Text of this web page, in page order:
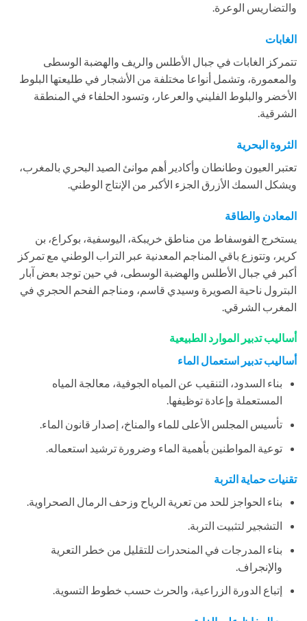
والتضاريس الوعرة.
الغابات
تتمركز الغابات في جبال الأطلس والريف والهضبة الوسطى
والمعمورة، وتشمل أنواعا مختلفة من الأشجار في طليعتها البلوط
الأخضر والبلوط الفليني والعرعار، وتسود الحلفاء في المنطقة
الشرقية.
الثروة البحرية
تعتبر العيون وطانطان وأكادير أهم موانئ الصيد البحري بالمغرب،
ويشكل السمك الأزرق الجزء الأكبر من الإنتاج الوطني.
المعادن والطاقة
يستخرج الفوسفاط من مناطق خريبكة، اليوسفية، بوكراع، بن
كرير، وتتوزع باقي المناجم المعدنية عبر التراب الوطني مع تمركز
أكبر في جبال الأطلس والهضبة الوسطى، في حين توجد بعض آبار
البترول ناحية الصويرة وسيدي قاسم، ومناجم الفحم الحجري في
المغرب الشرقي.
أساليب تدبير الموارد الطبيعية
أساليب تدبير استعمال الماء
بناء السدود، التنقيب عن المياه الجوفية، معالجة المياه
المستعملة وإعادة توظيفها.
تأسيس المجلس الأعلى للماء والمناخ، إصدار قانون الماء.
توعية المواطنين بأهمية الماء وضرورة ترشيد استعماله.
تقنيات حماية التربة
بناء الحواجز للحد من تعرية الرياح وزحف الرمال الصحراوية.
التشجير لتثبيت التربة.
بناء المدرجات في المنحدرات للتقليل من خطر التعرية
والإنجراف.
إتباع الدورة الزراعية، والحرث حسب خطوط التسوية.